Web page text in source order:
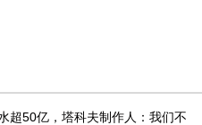
超50亿，塔科夫制作人：我们不